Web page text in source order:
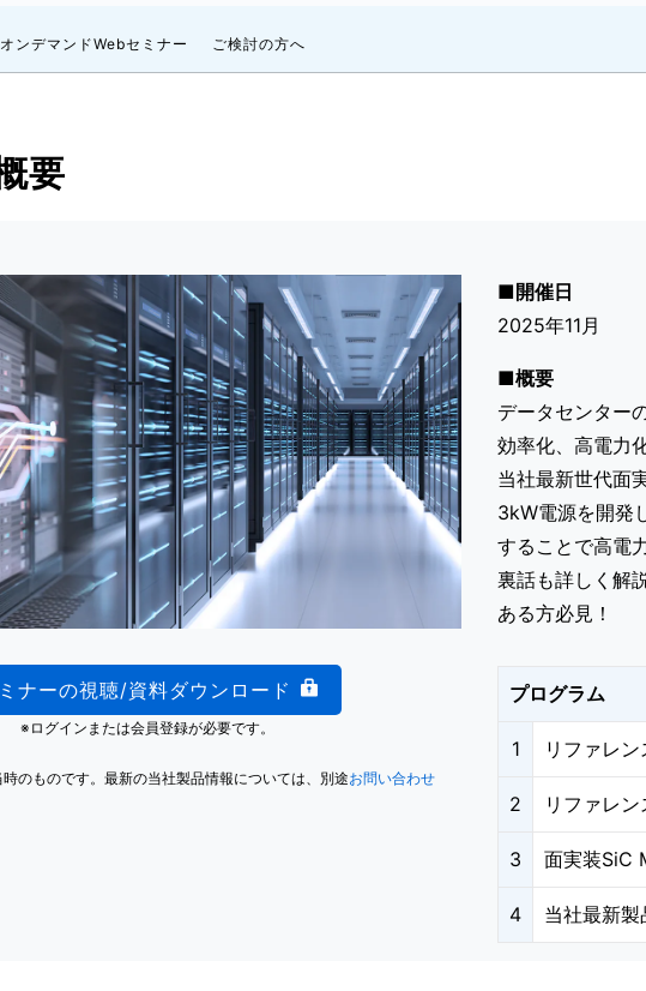
ンデマンドWebセミナー ご検討の方へ
要
ナーの視聴/資料ダウンロード
※ログインまたは会員登録が必要です。
のものです。最新の当社製品情報については、別途お問い合わせ
■開催日
2025年11月
■概要
データセンター
効率化、高電力
当社最新世代面
3kW電源を開発
することで高電
裏話も詳しく解
ある方必見！
プログラム
1 リファレ
2 リファレ
3 面実装SiC
4 当社最新製